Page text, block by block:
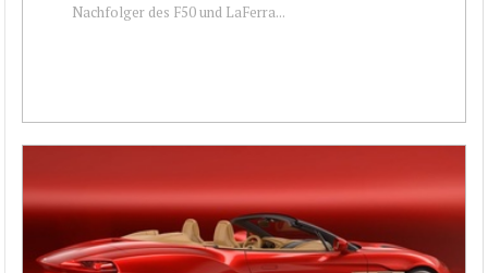
Nachfolger des F50 und LaFerra...